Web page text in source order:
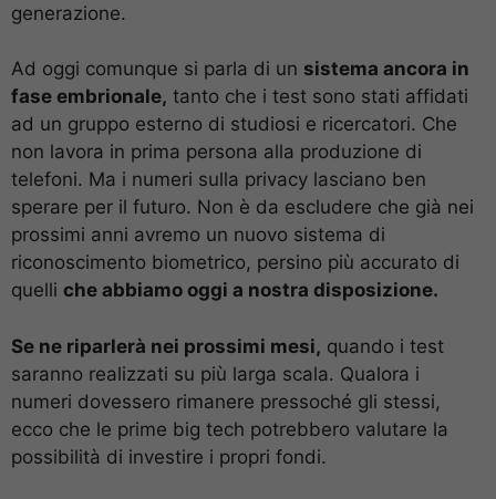
generazione.
Ad oggi comunque si parla di un sistema ancora in
fase embrionale, tanto che i test sono stati affidati
ad un gruppo esterno di studiosi e ricercatori. Che
non lavora in prima persona alla produzione di
telefoni. Ma i numeri sulla privacy lasciano ben
sperare per il futuro. Non è da escludere che già nei
prossimi anni avremo un nuovo sistema di
riconoscimento biometrico, persino più accurato di
quelli che abbiamo oggi a nostra disposizione.
Se ne riparlerà nei prossimi mesi, quando i test
saranno realizzati su più larga scala. Qualora i
numeri dovessero rimanere pressoché gli stessi,
ecco che le prime big tech potrebbero valutare la
possibilità di investire i propri fondi.